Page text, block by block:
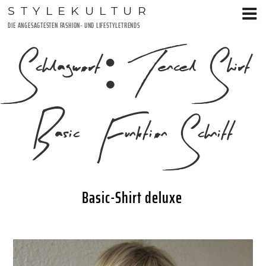
Zum
Inhalt
STYLEKULTUR
DIE ANGESAGTESTEN FASHION- UND LIFESTYLETRENDS
Schlagwort:Tencel Shirt
Basic Funktion Schnitt
Basic-Shirt deluxe